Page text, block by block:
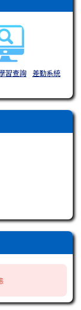
習查詢 差勤系統